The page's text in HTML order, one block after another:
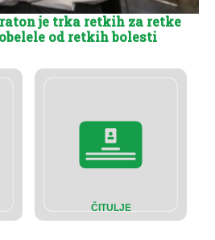
ČITULJE
je trka retkih za retke
od retkih bolesti